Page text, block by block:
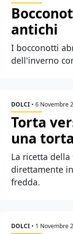
antichi
I bocconotti
dell'inverno
DOLCI • 6 Novembre
Torta
una
La ricetta
direttamente
fredda.
DOLCI • 1 Novembre